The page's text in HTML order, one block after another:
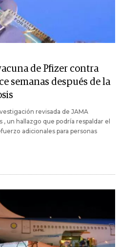
de Pfizer contra
semanas después de la
revisada de JAMA
un hallazgo que podría respaldar el
adicionales para personas